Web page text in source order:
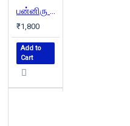
பன்னிரு படைக்களம் (வெண்முரசு நாவல்-10)
₹1,800
Add to
Cart